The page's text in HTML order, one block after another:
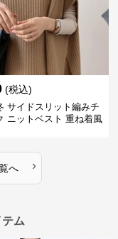
(税込)
サイドスリット編みチ
ニットベスト 重ね着風
へ ›
ム